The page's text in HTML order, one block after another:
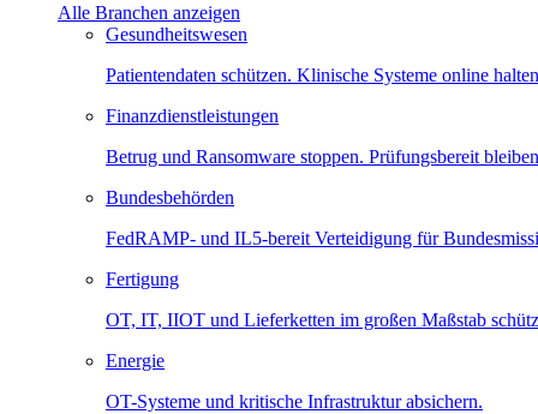
Alle Branchen anzeigen
Gesundheitswesen
Patientendaten schützen. Klinische Systeme online
Finanzdienstleistungen
Betrug und Ransomware stoppen. Prüfungsbereit
Bundesbehörden
FedRAMP- und IL5-bereit Verteidigung für
Fertigung
OT, IT, IIOT und Lieferketten im großen Maßstab
Energie
OT-Systeme und kritische Infrastruktur absichern.